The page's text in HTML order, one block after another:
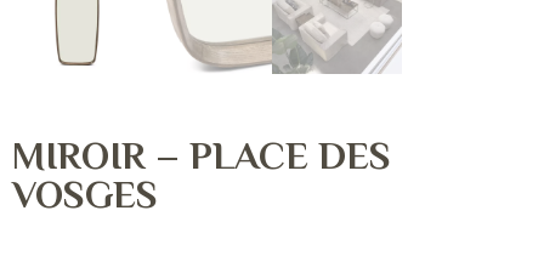
MIROIR – PLACE DES
VOSGES